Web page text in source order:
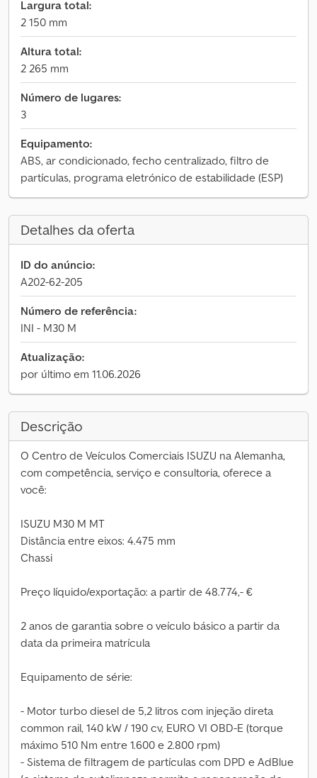
Largura total:
2 150 mm
Altura total:
2 265 mm
Número de lugares:
3
Equipamento:
ABS, ar condicionado, fecho centralizado, filtro de
partículas, programa eletrónico de estabilidade (ESP)
Detalhes da oferta
ID do anúncio:
A202-62-205
Número de referência:
INI - M30 M
Atualização:
por último em 11.06.2026
Descrição
O Centro de Veículos Comerciais ISUZU na Alemanha,
com competência, serviço e consultoria, oferece a
você:
ISUZU M30 M MT
Distância entre eixos: 4.475 mm
Chassi
Preço líquido/exportação: a partir de 48.774,- €
2 anos de garantia sobre o veículo básico a partir da
data da primeira matrícula
Equipamento de série:
- Motor turbo diesel de 5,2 litros com injeção direta
common rail, 140 kW / 190 cv, EURO VI OBD-E (torque
máximo 510 Nm entre 1.600 e 2.800 rpm)
- Sistema de filtragem de partículas com DPD e AdBlue